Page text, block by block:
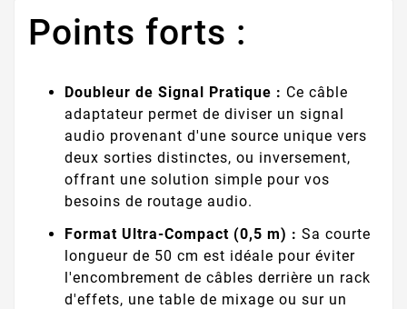
Points forts :
Doubleur de Signal Pratique : Ce câble
adaptateur permet de diviser un signal
audio provenant d'une source unique vers
deux sorties distinctes, ou inversement,
offrant une solution simple pour vos
besoins de routage audio.
Format Ultra-Compact (0,5 m) : Sa courte
longueur de 50 cm est idéale pour éviter
l'encombrement de câbles derrière un rack
d'effets, une table de mixage ou sur un